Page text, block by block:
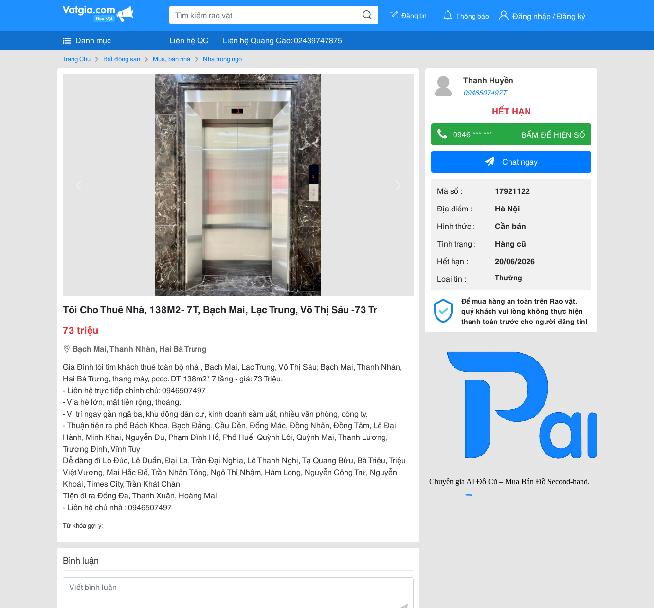
Đăng tin Thông báo Đăng nhập / Đăng ký
Danh mục Liên hệ QC Liên hệ Quảng Cáo: 02439747875
Trang Chủ Bất động sản Mua, bán nhà Nhà trong ngõ
Tôi Cho Thuê Nhà, 138M2- 7T, Bạch Mai, Lạc Trung, Võ Thị Sáu -73 Tr
73 triệu
Bạch Mai, Thanh Nhàn, Hai Bà Trưng
Gia Đình tôi tìm khách thuê toàn bộ nhà , Bạch Mai, Lạc Trung, Võ Thị Sáu; Bạch Mai, Thanh Nhàn,
Hai Bà Trưng, thang máy, pccc. DT 138m2* 7 tầng - giá: 73 Triệu.
- Liên hệ trực tiếp chính chủ: 0946507497
- Vỉa hè lớn, mặt tiền rộng, thoáng.
- Vị trí ngay gần ngã ba, khu đông dân cư, kinh doanh sầm uất, nhiều văn phòng, công ty.
- Thuận tiện ra phố Bách Khoa, Bạch Đằng, Cầu Dền, Đống Mác, Đồng Nhân, Đồng Tâm, Lê Đại
Hành, Minh Khai, Nguyễn Du, Phạm Đình Hổ, Phố Huế, Quỳnh Lôi, Quỳnh Mai, Thanh Lương,
Trương Định, Vĩnh Tuy
Dễ dàng đi Lò Đúc, Lê Duẩn, Đại La, Trần Đại Nghĩa, Lê Thanh Nghị, Tạ Quang Bửu, Bà Triệu, Triệu
Việt Vương, Mai Hắc Đế, Trần Nhân Tông, Ngô Thì Nhậm, Hàm Long, Nguyễn Công Trứ, Nguyễn
Khoái, Times City, Trần Khát Chân
Tiện đi ra Đống Đa, Thanh Xuân, Hoàng Mai
- Liên hệ chủ nhà : 0946507497
Từ khóa gợi ý:
Bình luận
Thanh Huyền
0946507497T
HẾT HẠN
0946 *** *** BẤM ĐỂ HIỆN SỐ
Chat ngay
Mã số :
17921122
Địa điểm :
Hà Nội
Hình thức :
Cần bán
Tình trạng :
Hàng cũ
Hết hạn :
20/06/2026
Loại tin :
Thường
Để mua hàng an toàn trên Rao vặt,
quý khách vui lòng không thực hiện
thanh toán trước cho người đăng tin!